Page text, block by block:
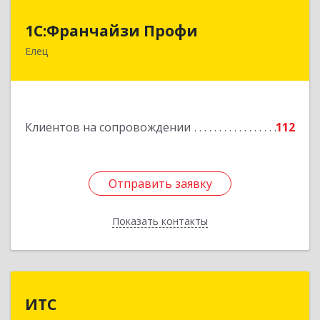
1С:Франчайзи Профи
Елец
Клиентов на сопровождении 112
Отправить заявку
Показать контакты
1С:Франчайзи Профи
Отправить заявку
Назад
ИТС